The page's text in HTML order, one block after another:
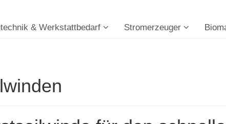
& Werkstattbedarf Stromerzeuger